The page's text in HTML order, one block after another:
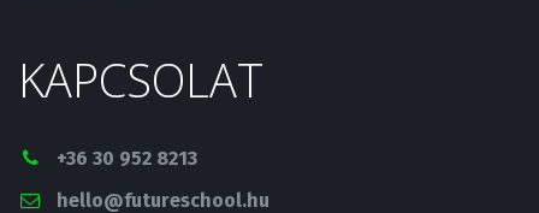
KAPCSOLAT
+36 30 952 8213
hello@futureschool.hu